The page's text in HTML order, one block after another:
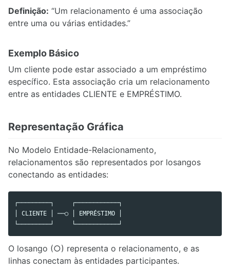
8.5. Regras das Atividades
8.6. Regras das Atividades teóricas
Definição: “Um relacionamento é uma associação
entre uma ou várias entidades.”
Exemplo Básico
Um cliente pode estar associado a um empréstimo
específico. Esta associação cria um relacionamento
entre as entidades CLIENTE e EMPRÉSTIMO.
Representação Gráfica
No Modelo Entidade-Relacionamento,
relacionamentos são representados por losangos
conectando as entidades:
┌─────────┐     ┌────────────┐
│ CLIENTE │ ──○ │ EMPRÉSTIMO │
O losango (○) representa o relacionamento, e as
linhas conectam às entidades participantes.